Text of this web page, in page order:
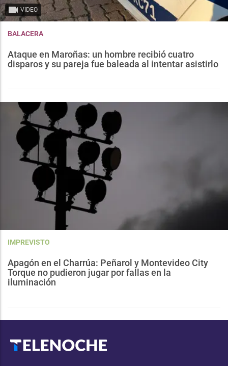
VIDEO
BALACERA
Ataque en Maroñas: un hombre recibió cuatro
disparos y su pareja fue baleada al intentar asistirlo
IMPREVISTO
Apagón en el Charrúa: Peñarol y Montevideo City
Torque no pudieron jugar por fallas en la
iluminación